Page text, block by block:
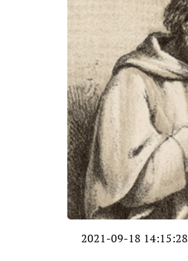
2021-09-18 14:15:28